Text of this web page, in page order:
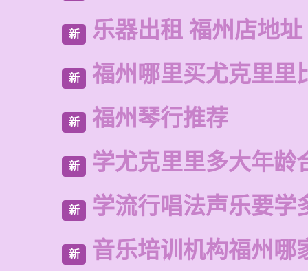
新 乐器出租 福州店地址
新 福州哪里买尤克里里
新 福州琴行推荐
新 学尤克里里多大年龄
新 学流行唱法声乐要学
新 音乐培训机构福州哪